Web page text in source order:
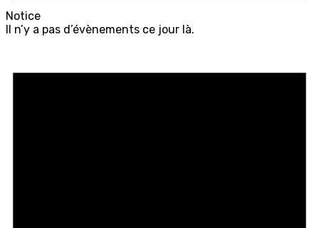
Notice
Il n’y a pas d’évènements ce jour là.